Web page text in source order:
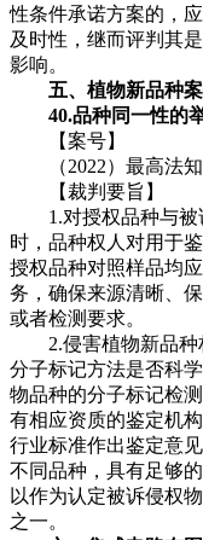
性条件承诺方案的，
及时性，继而评判其
影响。
五、植物新品种
40.品种同一性的举
【案号】
（2022）最高法知
【裁判要旨】
1.对授权品种与被
时，品种权人对用于
授权品种对照样品均
务，确保来源清晰、
或者检测要求。
2.侵害植物新品种
分子标记方法是否科
物品种的分子标记检
有相应资质的鉴定机
行业标准作出鉴定意
不同品种，具有足够
以作为认定被诉侵权
之一。